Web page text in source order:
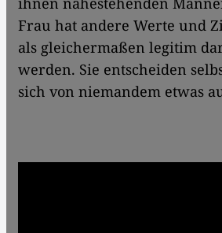
Frau hat andere Werte und
als gleichermaßen legitim
werden. Sie entscheiden
sich von niemandem etwas